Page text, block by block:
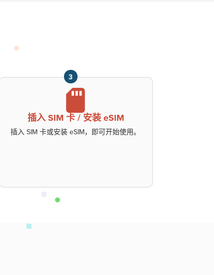
3
插入 SIM 卡 / 安装 eSIM
插入 SIM 卡或安装 eSIM， 即可开始使用。